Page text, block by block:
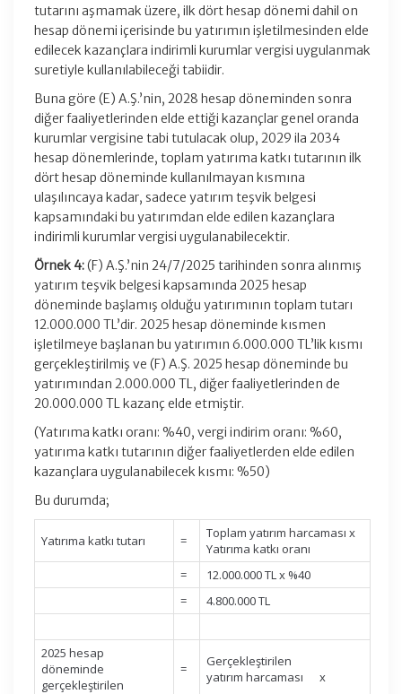
tutarını aşmamak üzere, ilk dört hesap dönemi dahil on
hesap dönemi içerisinde bu yatırımın işletilmesinden elde
edilecek kazançlara indirimli kurumlar vergisi uygulanmak
suretiyle kullanılabileceği tabiidir.
Buna göre (E) A.Ş.’nin, 2028 hesap döneminden sonra
diğer faaliyetlerinden elde ettiği kazançlar genel oranda
kurumlar vergisine tabi tutulacak olup, 2029 ila 2034
hesap dönemlerinde, toplam yatırıma katkı tutarının ilk
dört hesap döneminde kullanılmayan kısmına
ulaşılıncaya kadar, sadece yatırım teşvik belgesi
kapsamındaki bu yatırımdan elde edilen kazançlara
indirimli kurumlar vergisi uygulanabilecektir.
Örnek 4:(F) A.Ş.’nin 24/7/2025 tarihinden sonra alınmış
yatırım teşvik belgesi kapsamında 2025 hesap
döneminde başlamış olduğu yatırımının toplam tutarı
12.000.000 TL’dir. 2025 hesap döneminde kısmen
işletilmeye başlanan bu yatırımın 6.000.000 TL’lik kısmı
gerçekleştirilmiş ve (F) A.Ş. 2025 hesap döneminde bu
yatırımından 2.000.000 TL, diğer faaliyetlerinden de
20.000.000 TL kazanç elde etmiştir.
(Yatırıma katkı oranı: %40, vergi indirim oranı: %60,
yatırıma katkı tutarının diğer faaliyetlerden elde edilen
kazançlara uygulanabilecek kısmı: %50)
Bu durumda;
Yatırıma katkı tutarı =
Toplam yatırım harcaması x
Yatırıma katkı oranı
=
12.000.000 TL x %40
=
4.800.000 TL
2025 hesap
döneminde
gerçekleştirilen
=
Gerçekleştirilen
yatırım harcaması x